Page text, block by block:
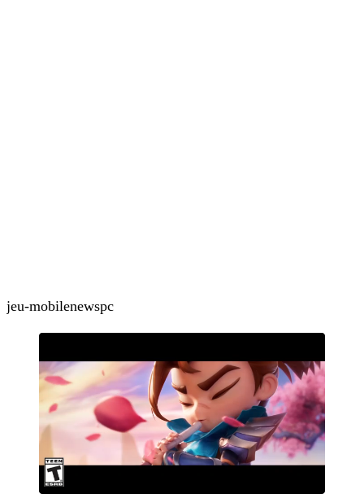
jeu-mobilenewspc